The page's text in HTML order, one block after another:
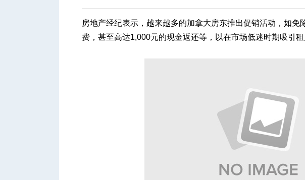
房地产经纪表示，越来越多的加拿大房东推出促销活动，如免
费，甚至高达1,000元的现金返还等，以在市场低迷时期吸引租